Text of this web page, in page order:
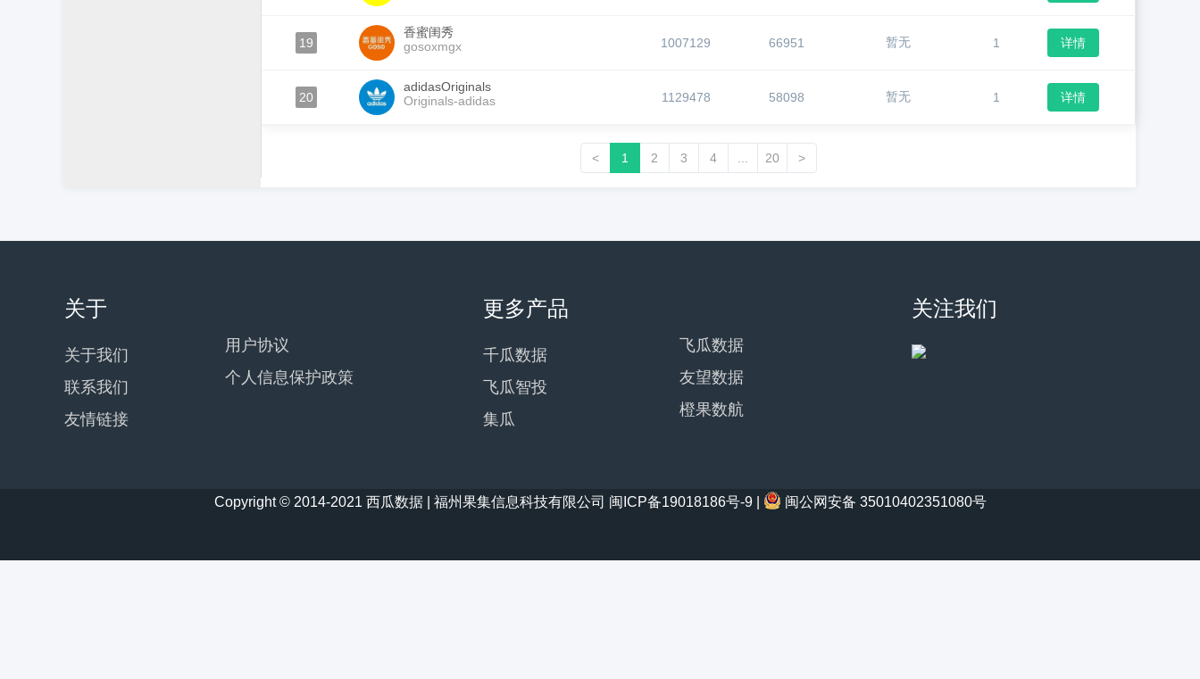
19
香蜜闺秀
gosoxmgx
1007129 66951 暂无 1 详情
20
adidasOriginals
Originals-adidas
1129478 58098 暂无 1 详情
< 1 2 3 4 20 >
关于
关于我们
联系我们
友情链接
用户协议
个人信息保护政策
更多产品
千瓜数据
飞瓜智投
集瓜
飞瓜数据
友望数据
橙果数航
关注我们
Copyright © 2014-2021 西瓜数据 | 福州果集信息科技有限公司 闽ICP备19018186号-9 闽公网安备 35010402351080号